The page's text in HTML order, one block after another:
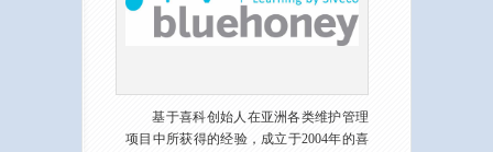
基于喜科创始人在亚洲各类维护管理
项目中所获得的经验，成立于2004年的喜